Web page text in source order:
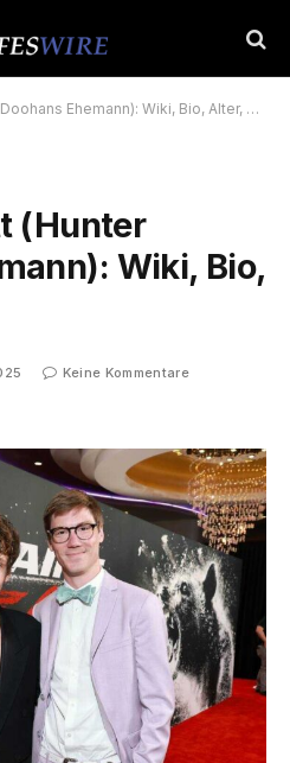
Ehemann): Wiki, Bio, Alter, Größe
(Hunter
Wiki, Bio,
Keine Kommentare